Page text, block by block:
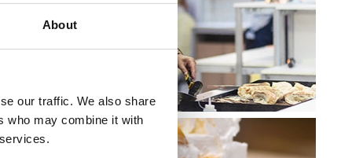
About
our traffic. We also share
who may combine it with